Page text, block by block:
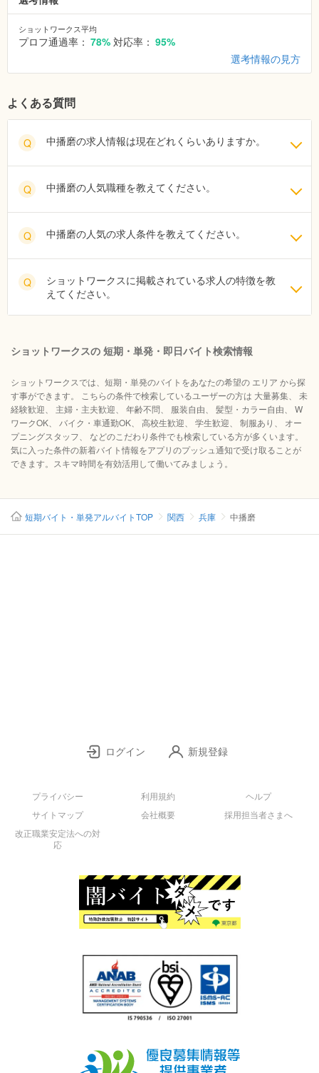
ショットワークス平均
プロフ通過率： 78% 対応率： 95%
選考情報の見方
よくある質問
Q 中播磨の求人情報は現在どれくらいありますか。
Q 中播磨の人気職種を教えてください。
Q 中播磨の人気の求人条件を教えてください。
Q
ショットワークスに掲載されている求人の特徴を教
えてください。
ショットワークスの 短期・単発・即日バイト検索情報
ショットワークスでは、短期・単発のバイトをあなたの希望の エリア から探
す事ができます。 こちらの条件で検索しているユーザーの方は 大量募集、 未
経験歓迎、 主婦・主夫歓迎、 年齢不問、 服装自由、 髪型・カラー自由、 W
ワークOK、 バイク・車通勤OK、 高校生歓迎、 学生歓迎、 制服あり、 オー
プニングスタッフ、 などのこだわり条件でも検索している方が多くいます。
気に入った条件の新着バイト情報をアプリのプッシュ通知で受け取ることが
できます。スキマ時間を有効活用して働いてみましょう。
短期バイト・単発アルバイトTOP 関西 兵庫 中播磨
ログイン 新規登録
プライバシー 利用規約
ヘルプ
サイトマップ
会社概要
採用担当者さまへ
改正職業安定法への対
応